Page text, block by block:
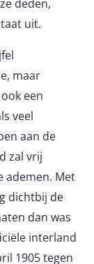
deden,
uit.
maar
een
veel
aan de
zal vrij
ademen. Met
dichtbij de
dan was
interland
1905 tegen